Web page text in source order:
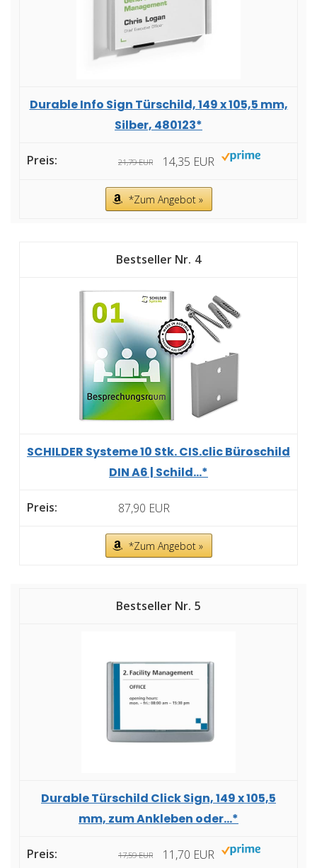
Durable Info Sign Türschild, 149 x 105,5 mm,
Silber, 480123*
21,79 EUR 14,35 EUR
*Zum Angebot »
4
SCHILDER Systeme 10 Stk. CIS.clic Büroschild
DIN A6 | Schild...*
87,90 EUR
*Zum Angebot »
5
Durable Türschild Click Sign, 149 x 105,5
mm, zum Ankleben oder...*
17,59 EUR 11,70 EUR